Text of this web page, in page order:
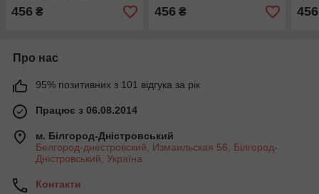
456 ₴ 456 ₴ 456
Про нас
95% позитивних з 101 відгука за рік
Працює з 06.08.2014
м. Білгород-Дністровський
Белгород-днестровский, Измаильская 56, Білгород-
Дністровський, Україна
Контакти